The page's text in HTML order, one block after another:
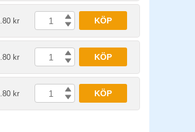
kr KÖP
kr KÖP
kr KÖP